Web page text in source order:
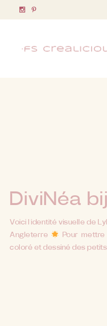
DiviNéa
Voici l’identité visuelle de
Angleterre
Pour
coloré et dessiné des